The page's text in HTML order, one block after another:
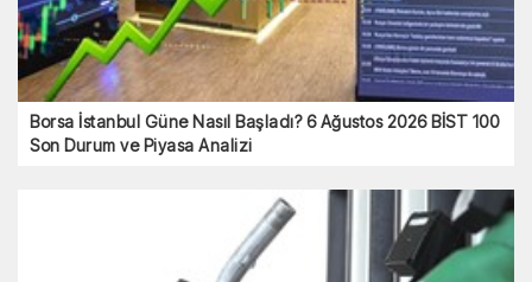
Borsa İstanbul Güne Nasıl Başladı? 6 Ağustos 2026 BİST 100
Son Durum ve Piyasa Analizi